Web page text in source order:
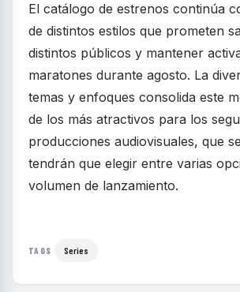
El catálogo de estrenos continúa
de distintos estilos que prometen
distintos públicos y mantener
maratones durante agosto. La
temas y enfoques consolida este
de los más atractivos para los
producciones audiovisuales, que
tendrán que elegir entre varias
volumen de lanzamiento.
TAGS Series